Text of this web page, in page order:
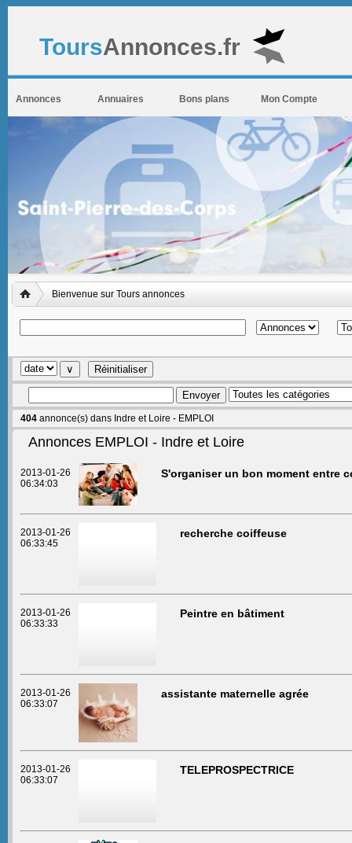
ToursAnnonces.fr
Annonces Annuaires Bons plans Mon Compte
Bienvenue sur Tours annonces
404 annonce(s) dans Indre et Loire - EMPLOI
Annonces EMPLOI - Indre et Loire
2013-01-26
06:34:03
S'organiser un bon moment entre
2013-01-26
06:33:45
recherche coiffeuse
2013-01-26
06:33:33
Peintre en bâtiment
2013-01-26
06:33:07
assistante maternelle agrée
2013-01-26
06:33:07
TELEPROSPECTRICE